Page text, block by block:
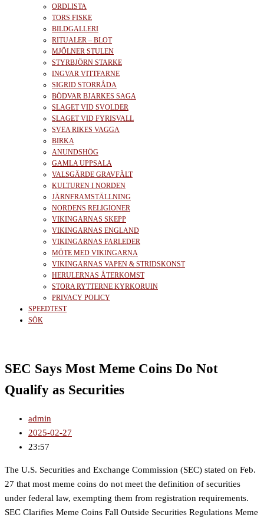
ORDLISTA
TORS FISKE
BILDGALLERI
RITUALER – BLOT
MJÖLNER STULEN
STYRBJÖRN STARKE
INGVAR VITTFARNE
SIGRID STORRÅDA
BÖDVAR BJARKES SAGA
SLAGET VID SVOLDER
SLAGET VID FYRISVALL
SVEA RIKES VAGGA
BIRKA
ANUNDSHÖG
GAMLA UPPSALA
VALSGÄRDE GRAVFÄLT
KULTUREN I NORDEN
JÄRNFRAMSTÄLLNING
NORDENS RELIGIONER
VIKINGARNAS SKEPP
VIKINGARNAS ENGLAND
VIKINGARNAS FARLEDER
MÖTE MED VIKINGARNA
VIKINGARNAS VAPEN & STRIDSKONST
HERULERNAS ÅTERKOMST
STORA RYTTERNE KYRKORUIN
PRIVACY POLICY
SPEEDTEST
SÖK
SEC Says Most Meme Coins Do Not
Qualify as Securities
admin
2025-02-27
23:57
The U.S. Securities and Exchange Commission (SEC) stated on Feb.
27 that most meme coins do not meet the definition of securities
under federal law, exempting them from registration requirements.
SEC Clarifies Meme Coins Fall Outside Securities Regulations Meme